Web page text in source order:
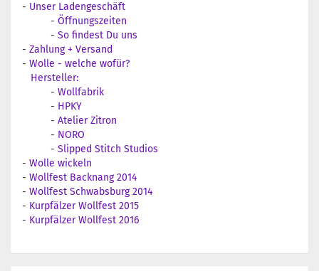
- Unser Ladengeschäft
- Öffnungszeiten
- So findest Du uns
- Zahlung + Versand
- Wolle - welche wofür?
Hersteller:
- Wollfabrik
- HPKY
- Atelier Zitron
- NORO
- Slipped Stitch Studios
- Wolle wickeln
- Wollfest Backnang 2014
- Wollfest Schwabsburg 2014
- Kurpfälzer Wollfest 2015
- Kurpfälzer Wollfest 2016